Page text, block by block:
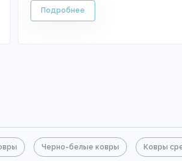
Черно-белые ковры Ковры